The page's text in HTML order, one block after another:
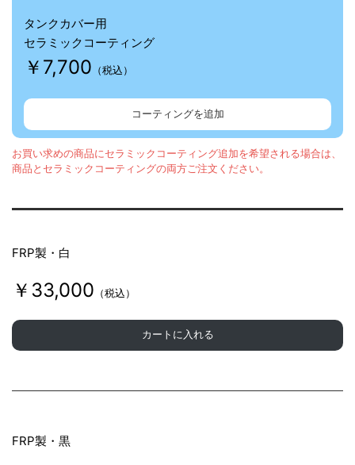
タンクカバー用
セラミックコーティング
￥7,700 （税込）
コーティングを追加
お買い求めの商品にセラミックコーティング追加を希望される場合は、
商品とセラミックコーティングの両方ご注文ください。
FRP製・白
￥33,000 （税込）
カートに入れる
FRP製・黒